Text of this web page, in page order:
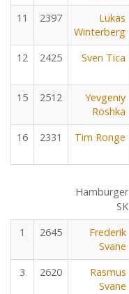
11 2397
Lukas
Winterberg
12 2425 Sven Tica
15 2512
Yevgeniy
Roshka
16 2331 Tim Ronge
Hamburger
SK
1 2645
Frederik
Svane
3 2620
Rasmus
Svane